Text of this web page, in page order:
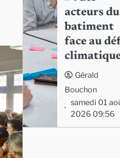
acteurs du
batiment
face au
Gérald
Bouchon
samedi 01
2026 09:56